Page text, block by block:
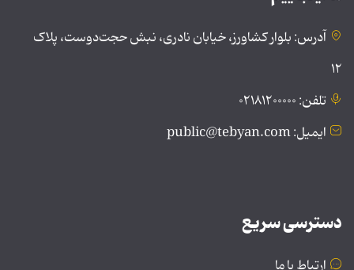
آدرس: بلوار کشاورز، خیابان نادری، نبش حجت‌دوست، پلاک
۱۲
تلفن: ۰۲۱۸۱۲۰۰۰۰۰
ایمیل: public@tebyan.com
دسترسی سریع
ارتباط با ما